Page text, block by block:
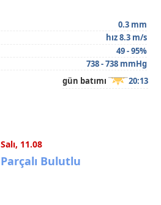
0.3 mm
hız 8.3 m/s
49 - 95%
738 - 738 mmHg
gün batımı 20:13
Salı, 11.08
Parçalı Bulutlu